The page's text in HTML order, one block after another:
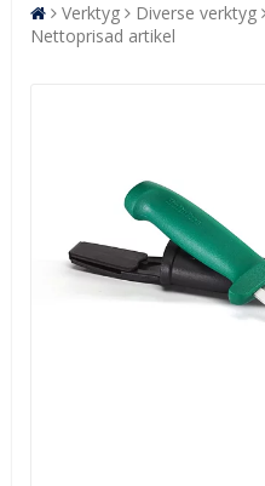
Verktyg Diverse verktyg
Nettoprisad artikel